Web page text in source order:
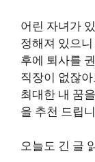
어린 자녀가
정해져 있으
후에 퇴사를
직장이 없잖아
최대한 내 꿈
을 추천 드립
오늘도 긴 글